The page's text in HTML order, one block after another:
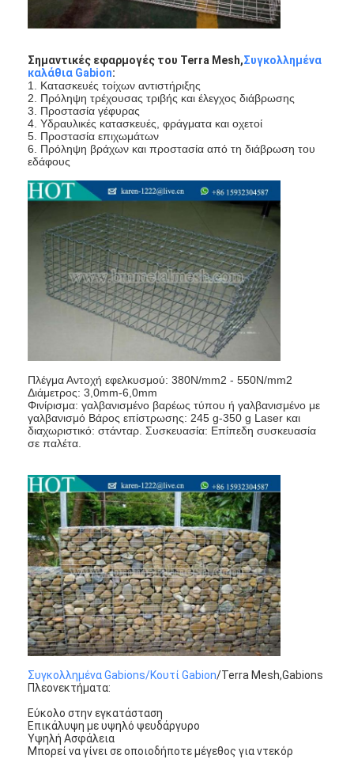
Σημαντικές εφαρμογές του Terra Mesh,Συγκολλημένα
καλάθια Gabion:
1. Κατασκευές τοίχων αντιστήριξης
2. Πρόληψη τρέχουσας τριβής και έλεγχος διάβρωσης
3. Προστασία γέφυρας
4. Υδραυλικές κατασκευές, φράγματα και οχετοί
5. Προστασία επιχωμάτων
6. Πρόληψη βράχων και προστασία από τη διάβρωση του
εδάφους
Πλέγμα Αντοχή εφελκυσμού: 380N/mm2 - 550N/mm2
Διάμετρος: 3,0mm-6,0mm
Φινίρισμα: γαλβανισμένο βαρέως τύπου ή γαλβανισμένο με
γαλβανισμό Βάρος επίστρωσης: 245 g-350 g Laser και
διαχωριστικό: στάνταρ. Συσκευασία: Επίπεδη συσκευασία
σε παλέτα.
Συγκολλημένα Gabions/Κουτί Gabion/Terra Mesh,Gabions
Πλεονεκτήματα:
Εύκολο στην εγκατάσταση
Επικάλυψη με υψηλό ψευδάργυρο
Υψηλή Ασφάλεια
Μπορεί να γίνει σε οποιοδήποτε μέγεθος για ντεκόρ